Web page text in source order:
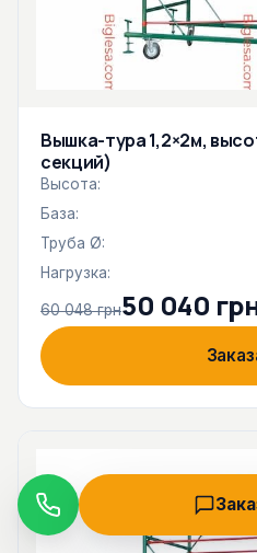
Вышка-тура 1,2×2м,
секций)
Высота:
База:
Труба Ø:
Нагрузка:
60 048 грн50 040
Звонок